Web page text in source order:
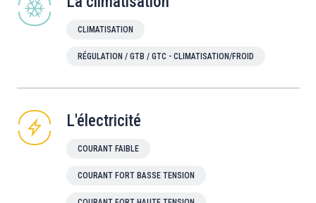
CLIMATISATION
RÉGULATION / GTB / GTC - CLIMATISATION/FROID
L'électricité
COURANT FAIBLE
COURANT FORT BASSE TENSION